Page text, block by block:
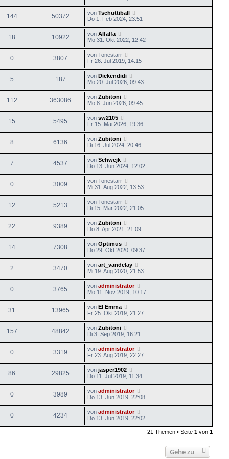
144 50372 von Tschuttiball
Do 1. Feb 2024, 23:51
18 10922 von Alfalfa
Mo 31. Okt 2022, 12:42
0 3807 von Tonestarr
Fr 26. Jul 2019, 14:15
5 187 von Dickendidi
Mo 20. Jul 2026, 09:43
112 363086 von Zubitoni
Mo 8. Jun 2026, 09:45
15 5495 von sw2105
Fr 15. Mai 2026, 19:36
8 6136 von Zubitoni
Di 16. Jul 2024, 20:46
7 4537 von Schwejk
Do 13. Jun 2024, 12:02
0 3009 von Tonestarr
Mi 31. Aug 2022, 13:53
12 5213 von Tonestarr
Di 15. Mär 2022, 21:05
22 9389 von Zubitoni
Do 8. Apr 2021, 21:09
14 7308 von Optimus
Do 29. Okt 2020, 09:37
2 3470 von art_vandelay
Mi 19. Aug 2020, 21:53
0 3765 von administrator
Mo 11. Nov 2019, 10:17
31 13965 von El Emma
Fr 25. Okt 2019, 21:27
157 48842 von Zubitoni
Di 3. Sep 2019, 16:21
0 3319 von administrator
Fr 23. Aug 2019, 22:27
86 29825 von jasper1902
Do 11. Jul 2019, 11:34
0 3989 von administrator
Do 13. Jun 2019, 22:08
0 4234 von administrator
Do 13. Jun 2019, 22:02
21 Themen • Seite 1 von 1
Gehe zu